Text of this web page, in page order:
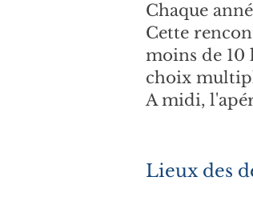
Chaque
Cette
moins de 10
choix
A midi,
Lieux des